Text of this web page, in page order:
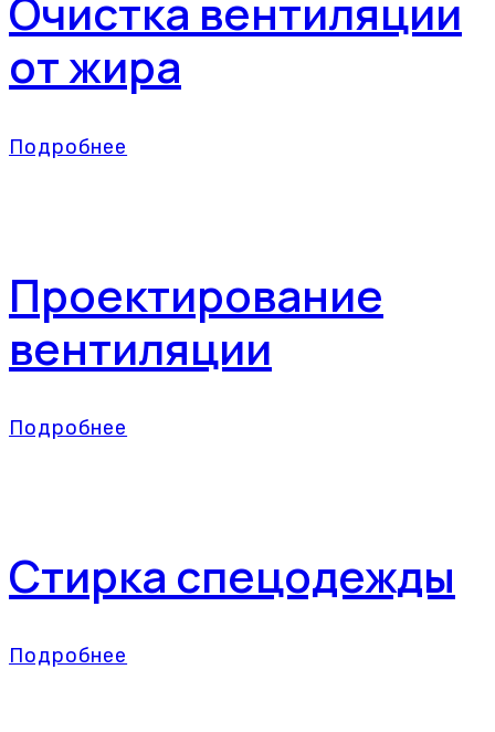
Очистка вентиляции
от жира
Подробнее
Проектирование
вентиляции
Подробнее
Стирка спецодежды
Подробнее